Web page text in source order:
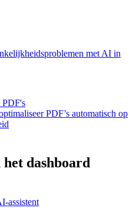
met AI in
PDF's
PDF’s automatisch op
dashboard
assistent